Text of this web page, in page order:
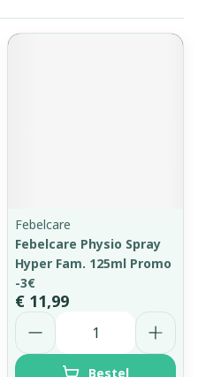
Febelcare
Febelcare Physio Spray
Hyper Fam. 125ml Promo
-3€
€ 11,99
Aantal
Bestel